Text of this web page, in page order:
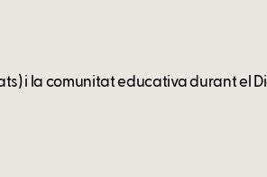
i la comunitat educativa durant el